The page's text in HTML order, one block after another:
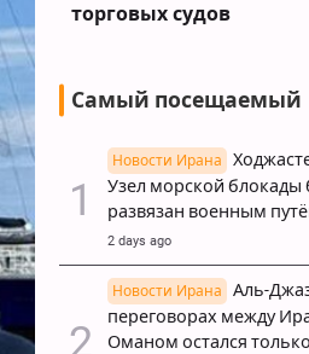
торговых судов
Самый посещаемый
Новости Ирана
Узел морской блокады
развязан военным
2 days ago
Новости Ирана
Аль-
переговорах между
Оманом остался